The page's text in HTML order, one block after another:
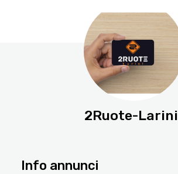
2Ruote-Larini
Info annunci